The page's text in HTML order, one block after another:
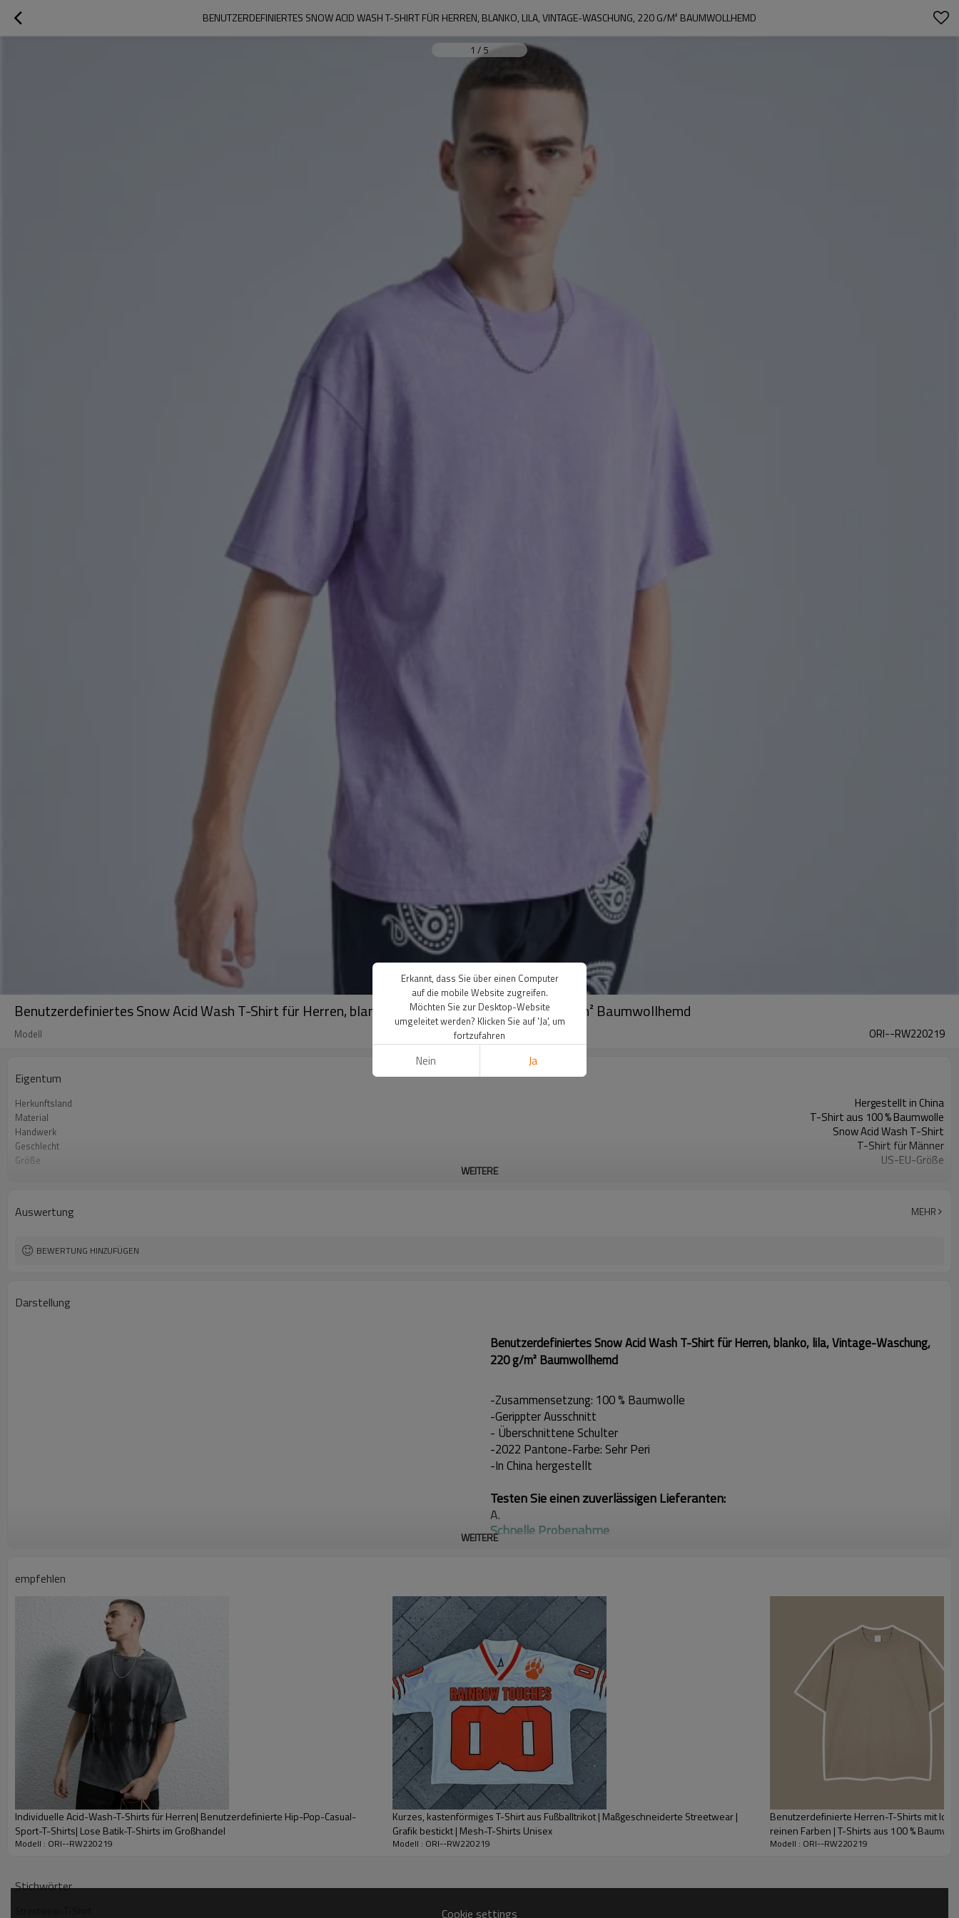
BENUTZERDEFINIERTES SNOW ACID WASH T-SHIRT FÜR HERREN, BLANKO, LILA, VINTAGE-WASCHUNG, 220 G/M² BAUMWOLLHEMD
1 / 5
Benutzerdefiniertes Snow Acid Wash T-Shirt für Herren, blanko, lila, Vintage-Waschung, 220 g/m² Baumwollhemd
Modell ORI--RW220219
Eigentum
Herkunftsland Hergestellt in China
Material T-Shirt aus 100 % Baumwolle
Handwerk Snow Acid Wash T-Shirt
Geschlecht T-Shirt für Männer
Größe US-EU-Größe
WEITERE
Auswertung MEHR
BEWERTUNG HINZUFÜGEN
Darstellung
Benutzerdefiniertes Snow Acid Wash T-Shirt für Herren, blanko, lila, Vintage-Waschung,
220 g/m² Baumwollhemd
-Zusammensetzung: 100 % Baumwolle
-Gerippter Ausschnitt
- Überschnittene Schulter
-2022 Pantone-Farbe: Sehr Peri
-In China hergestellt
Testen Sie einen zuverlässigen Lieferanten:
A.
Schnelle Probenahme
: Unsere schnelle Probenahme
innerhalb von 1-2 Wochen.
B.
F&E-Fähigkeit
: Kontinuierliche Forschung
und Erforschung neuer Stoffe,
Techniken und Modetrends zu
Sorgen Sie dafür, dass unsere Kunden in der Branche vorne bleiben
Wettbewerbsmarkt.
Qualitätskontrolle
: Jedes Produkt
wird einer strengen Qualitätsprüfung unterzogen
Stellen Sie sicher, dass es den Kundenstandards entspricht
und pflegt ihren Ruf und
Markenzeichen.
D.
Kundenanforderungen und Bestellung
WEITERE
empfehlen
Individuelle Acid-Wash-T-Shirts für Herren| Benutzerdefinierte Hip-Pop-Casual-
Sport-T-Shirts| Lose Batik-T-Shirts im Großhandel
Modell : ORI--RW220219
Kurzes, kastenförmiges T-Shirt aus Fußballtrikot | Maßgeschneiderte Streetwear |
Grafik bestickt | Mesh-T-Shirts Unisex
Modell : ORI--RW220219
Benutzerdefinierte Herren-T-Shirts mit
reinen Farben | T-Shirts aus 100 %
Großhandel
Modell : ORI--RW220219
Stichwörter
Cookie settings
Erkannt, dass Sie über einen Computer
auf die mobile Website zugreifen.
Möchten Sie zur Desktop-Website
umgeleitet werden? Klicken Sie auf 'Ja', um
fortzufahren
Nein Ja